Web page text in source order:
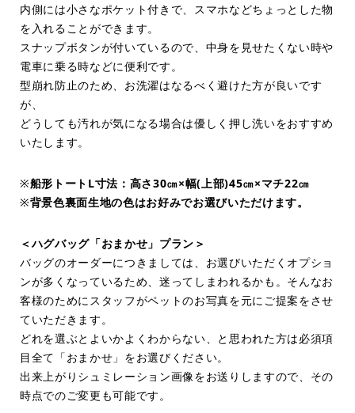
内側には小さなポケット付きで、スマホなどちょっとした物
を入れることができます。
スナップボタンが付いているので、中身を見せたくない時や
電車に乗る時などに便利です。
型崩れ防止のため、お洗濯はなるべく避けた方が良いです
が、
どうしても汚れが気になる場合は優しく押し洗いをおすすめ
いたします。
※船形トートL寸法：高さ30㎝×幅(上部)45㎝×マチ22㎝
※背景色裏面生地の色はお好みでお選びいただけます。
＜ハグバッグ「おまかせ」プラン＞
バッグのオーダーにつきましては、お選びいただくオプショ
ンが多くなっているため、迷ってしまわれるかも。そんなお
客様のためにスタッフがペットのお写真を元にご提案をさせ
ていただきます。
どれを選ぶとよいかよくわからない、と思われた方は必須項
目全て「おまかせ」をお選びください。
出来上がりシュミレーション画像をお送りしますので、その
時点でのご変更も可能です。